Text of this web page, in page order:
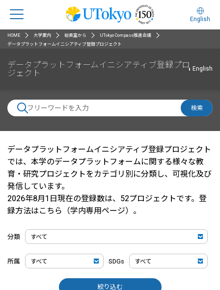
English
HOME 大学案内 総長室から
UTokyo Compass推進会議
データプラットフォームイニシアティブ登録プロジェクト
データプラットフォームイニシアティブ登録プロ
ジェクト
English
検索
データプラットフォームイニシアティブ登録プロジェクト
では、本学のデータプラットフォームに関する様々な教
育・研究プロジェクトをカテゴリ別に分類し、可視化及び
発信しています。
2026年8月1日現在の登録数は、52プロジェクトです。 登
録方法はこちら（学内専用ページ） 。
分類
所属 SDGs
絞り込む